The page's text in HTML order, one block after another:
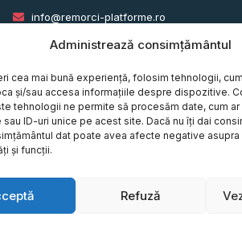
Administrează consimțământul
cea mai bună experiență, folosim tehnologii,
și/sau accesa informațiile despre dispozitive.
tehnologii ne permite să procesăm date, cum
sau ID-uri unice pe acest site. Dacă nu îți dai
dat poate avea afecte negative asupra
și funcții.
Refuză
info@remorci-platforme.ro
0786.720.706
0786.720.708
0786.720.709
0787.772.773